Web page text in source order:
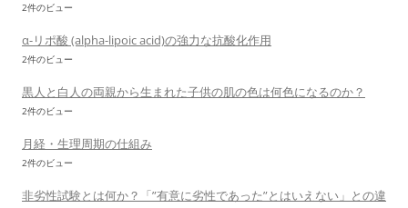
2件のビュー
α-リポ酸 (alpha-lipoic acid)の強力な抗酸化作用
2件のビュー
黒人と白人の両親から生まれた子供の肌の色は何色になるのか？
2件のビュー
月経・生理周期の仕組み
2件のビュー
非劣性試験とは何か？「”有意に劣性であった”とはいえない」との違